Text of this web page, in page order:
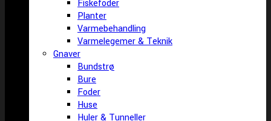
Fiskefoder
Planter
Varmebehandling
Varmelegemer & Teknik
Gnaver
Bundstrø
Bure
Foder
Huse
Huler & Tunneller